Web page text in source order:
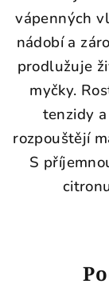
vápenných
nádobí a
prodlužuje
myčky.
tenzidy
rozpouštějí
S